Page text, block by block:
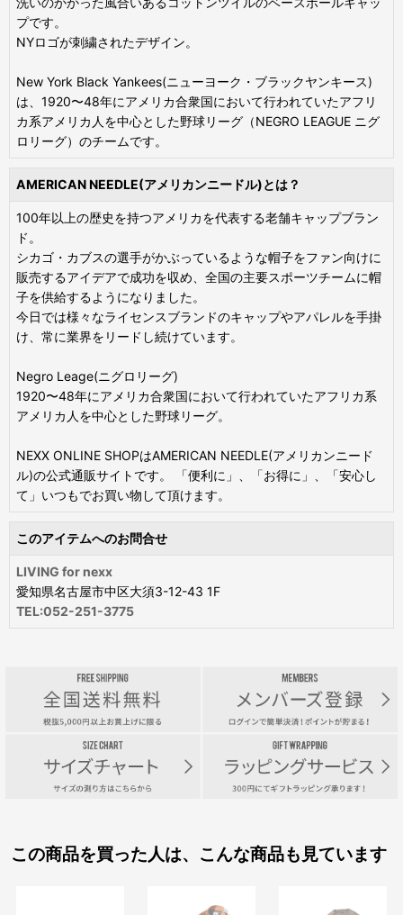
プです。
NYロゴが刺繍されたデザイン。
New York Black Yankees(ニューヨーク・ブラックヤンキース)
は、1920〜48年にアメリカ合衆国において行われていたアフリ
カ系アメリカ人を中心とした野球リーグ（NEGRO LEAGUE ニグ
ロリーグ）のチームです。
AMERICAN NEEDLE(アメリカンニードル)とは？
100年以上の歴史を持つアメリカを代表する老舗キャップブラン
ド。
シカゴ・カブスの選手がかぶっているような帽子をファン向けに
販売するアイデアで成功を収め、全国の主要スポーツチームに帽
子を供給するようになりました。
今日では様々なライセンスブランドのキャップやアパレルを手掛
け、常に業界をリードし続けています。
Negro Leage(ニグロリーグ)
1920〜48年にアメリカ合衆国において行われていたアフリカ系
アメリカ人を中心とした野球リーグ。
NEXX ONLINE SHOPはAMERICAN NEEDLE(アメリカンニード
ル)の公式通販サイトです。 「便利に」、「お得に」、「安心し
て」いつもでお買い物して頂けます。
このアイテムへのお問合せ
LIVING for nexx
愛知県名古屋市中区大須3-12-43 1F
TEL:052-251-3775
この商品を買った人は、こんな商品も見ています